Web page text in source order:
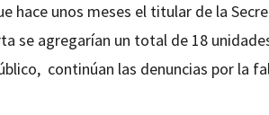
hace unos meses el titular de la
se agregarían un total de 18
continúan las denuncias por la